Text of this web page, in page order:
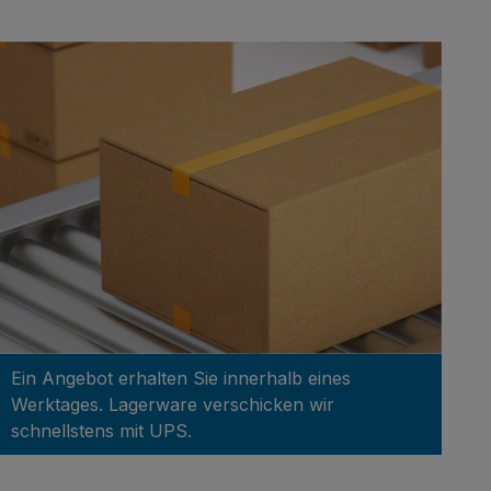
Ein Angebot erhalten Sie innerhalb eines
Werktages. Lagerware verschicken wir
schnellstens mit UPS.